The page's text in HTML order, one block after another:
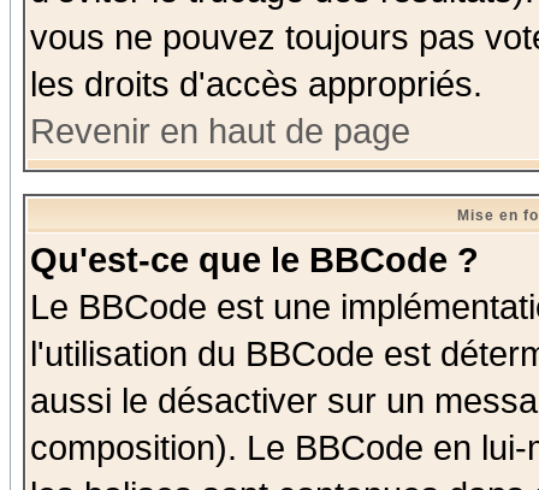
vous ne pouvez toujours pas
les droits d'accès appropriés.
Revenir en haut de page
Mise en
Qu'est-ce que le BBCode ?
Le BBCode est une
l'utilisation du BBCode est
aussi le désactiver sur un
composition). Le BBCode en